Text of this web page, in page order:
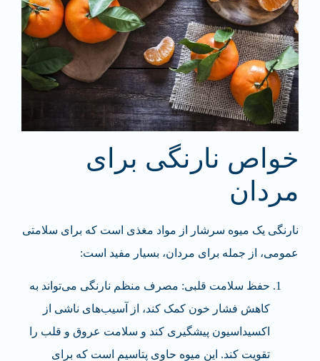
خواص نارنگی برای
مردان
نارنگی یک میوه سرشار از مواد مغذی است که برای سلامتی
عمومی، از جمله برای مردان، بسیار مفید است:
حفظ سلامت قلبی: مصرف منظم نارنگی می‌تواند به
کاهش فشار خون کمک کند، از آسیب‌های ناشی از
اکسیداسیون پیشگیری کند و سلامت عروق و قلب را
تقویت کند. این میوه حاوی پتاسیم است که برای